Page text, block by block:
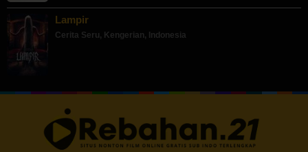
Lampir
Cerita Seru, Kengerian, Indonesia